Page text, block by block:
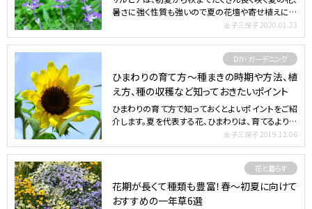
暑さに強く性質も強いので夏の花壇や寄せ植えにお
金子三保子 2020.01.23
DIY・ガーデニング
ひまわりの育て方～種まきの時期や方法、植
え方、種の収穫など知っておきたいポイント
ひまわりの育て方で知っておくとよいポイントをご紹
介します。夏を代表する花、ひまわりは、育てるより鑑
金子三保子 2019.12.06
花と暮らす
花期が長くて種類も豊富！春～初夏に向けて
おすすめの一年草6選